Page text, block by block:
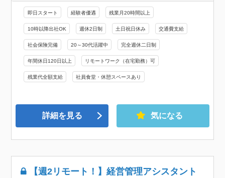
即日スタート 経験者優遇 残業月20時間以上
10時以降出社OK 週休2日制 土日祝日休み 交通費支給
社会保険完備 20～30代活躍中 完全週休二日制
年間休日120日以上 リモートワーク（在宅勤務）可
残業代全額支給 社員食堂・休憩スペースあり
詳細を見る 気になる
【週2リモート！】経営管理アシスタント